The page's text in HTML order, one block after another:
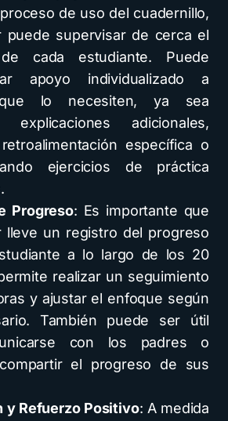
de uso del cuadernillo,
puede supervisar de cerca el
cada estudiante. Puede
apoyo individualizado a
lo necesiten, ya sea
explicaciones adicionales,
específica o
ejercicios de práctica
Progreso: Es importante que
lleve un registro del progreso
a lo largo de los 20
realizar un seguimiento
y ajustar el enfoque según
También puede ser útil
con los padres o
el progreso de sus
y Refuerzo Positivo: A medida